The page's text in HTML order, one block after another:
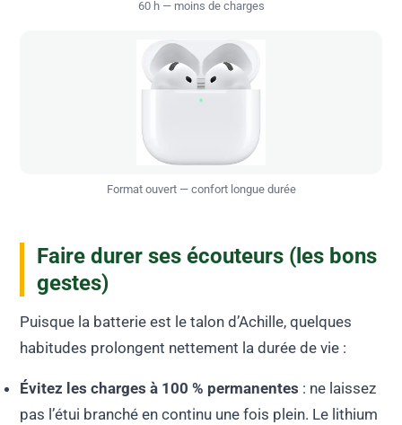
60 h — moins de charges
Format ouvert — confort longue durée
Faire durer ses écouteurs (les bons
gestes)
Puisque la batterie est le talon d’Achille, quelques
habitudes prolongent nettement la durée de vie :
Évitez les charges à 100 % permanentes : ne laissez
pas l’étui branché en continu une fois plein. Le lithium